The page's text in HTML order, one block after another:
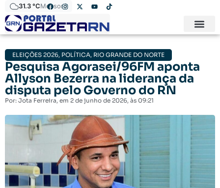
31.3 °CMossoró
ELEIÇÕES 2026, POLÍTICA, RIO GRANDE DO NORTE
Pesquisa Agorasei/96FM aponta
Allyson Bezerra na liderança da
disputa pelo Governo do RN
Por: Jota Ferreira, em 2 de junho de 2026, às 09:21